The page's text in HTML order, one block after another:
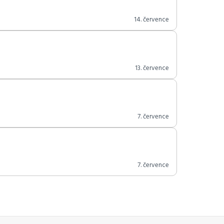
14. července
13. července
7. července
7. července